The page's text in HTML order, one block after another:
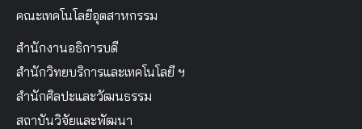
คณะเทคโนโลยีอุตสาหกรรม
สำนักงานอธิการบดี
สำนักวิทยบริการและเทคโนโลยี ฯ
สำนักศิลปะและวัฒนธรรม
สถาบันวิจัยและพัฒนา